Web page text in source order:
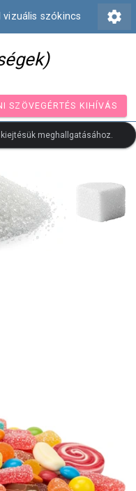
vizuális szókincs settings
SZÖVEGÉRTÉS
meghallgatásához.